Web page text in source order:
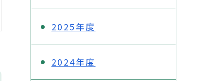
2025年度
2024年度